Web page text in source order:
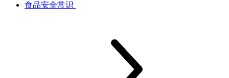
食品安全常识